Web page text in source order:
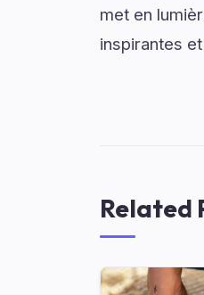
met en
inspirantes
Related